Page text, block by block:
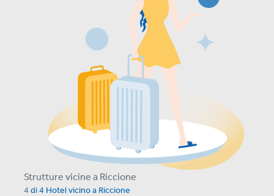
Strutture vicine a Riccione
4 di4 Hotel vicino a Riccione